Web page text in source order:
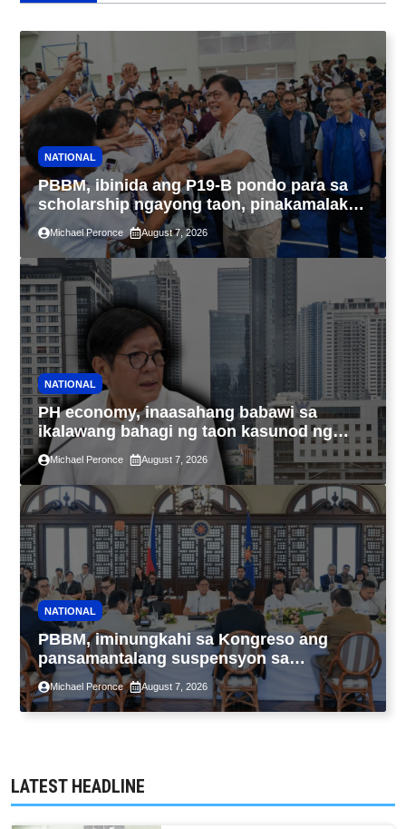
NATIONAL
PBBM, ibinida ang P19-B pondo para sa
scholarship ngayong taon, pinakamalaki
sa kasaysayan ng TESDA
Michael Peronce August 7, 2026
NATIONAL
PH economy, inaasahang babawi sa
ikalawang bahagi ng taon kasunod ng
2.3% GDP dulot ng Middle East war,
pagkaantala ng public construction
Michael Peronce August 7, 2026
NATIONAL
PBBM, iminungkahi sa Kongreso ang
pansamantalang suspensyon sa
pagpapatupad ng Real Property Valuation
and Assessment Reform Act
Michael Peronce August 7, 2026
LATEST HEADLINE